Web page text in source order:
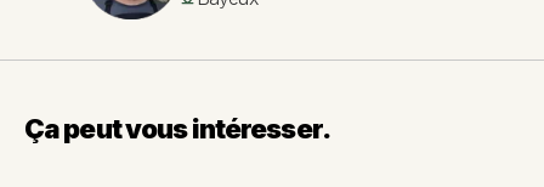
Ça peut vous intéresser.